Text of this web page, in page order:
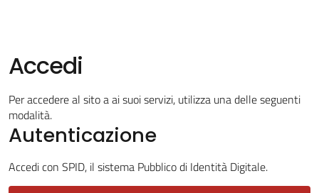
Nonantola
Tutti
gli
Accedi
Per accedere al sito a ai suoi servizi, utilizza una delle seguenti
modalità.
Autenticazione
Accedi con SPID, il sistema Pubblico di Identità Digitale.